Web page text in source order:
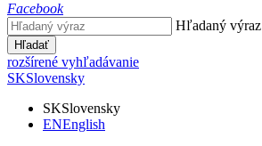
Facebook
Hľadaný výraz
Hľadať
rozšírené vyhľadávanie
SKSlovensky
SKSlovensky
ENEnglish